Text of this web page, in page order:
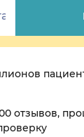
отзывов,